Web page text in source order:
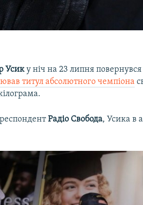
Усику ніч на 23 липня
титул абсолютного чемпіона
Радіо Свобода, Усика в